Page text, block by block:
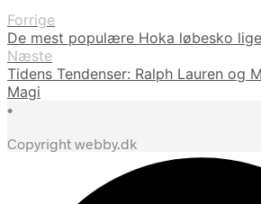
Forrige
De mest populære Hoka løbesko
Næste
Tidens Tendenser: Ralph Lauren og
Magi
•
Copyright webby.dk